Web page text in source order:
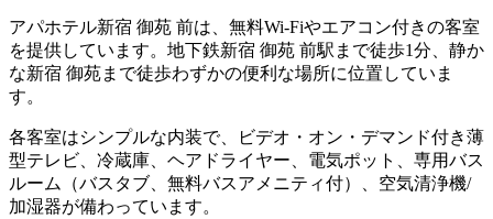
アパホテル新宿 御苑 前は、無料Wi-Fiやエアコン付きの客室
を提供しています。地下鉄新宿 御苑 前駅まで徒歩1分、静か
な新宿 御苑まで徒歩わずかの便利な場所に位置していま
す。
各客室はシンプルな内装で、ビデオ・オン・デマンド付き薄
型テレビ、冷蔵庫、ヘアドライヤー、電気ポット、専用バス
ルーム（バスタブ、無料バスアメニティ付）、空気清浄機/
加湿器が備わっています。